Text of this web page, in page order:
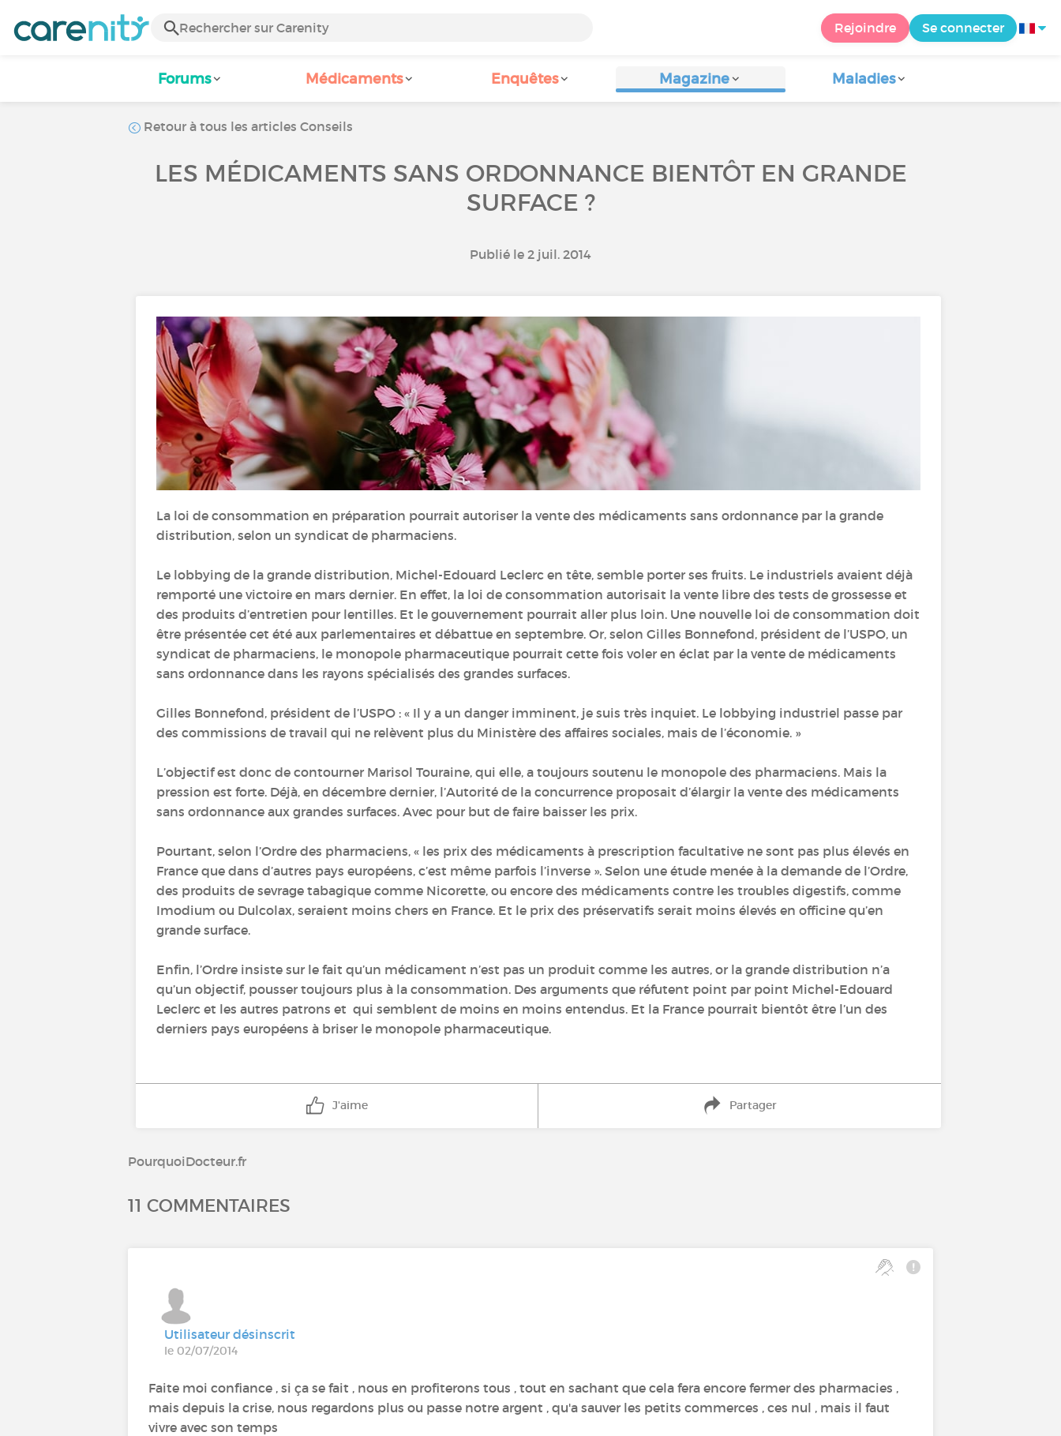
Rejoindre Se connecter
Forums Médicaments Enquêtes Magazine Maladies
Retour à tous les articles Conseils
LES MÉDICAMENTS SANS ORDONNANCE BIENTÔT EN GRANDE
SURFACE ?
Publié le 2 juil. 2014
La loi de consommation en préparation pourrait autoriser la vente des médicaments sans ordonnance par la grande
distribution, selon un syndicat de pharmaciens.
Le lobbying de la grande distribution, Michel-Edouard Leclerc en tête, semble porter ses fruits. Le industriels avaient déjà
remporté une victoire en mars dernier. En effet, la loi de consommation autorisait la vente libre des tests de grossesse et
des produits d’entretien pour lentilles. Et le gouvernement pourrait aller plus loin. Une nouvelle loi de consommation doit
être présentée cet été aux parlementaires et débattue en septembre. Or, selon Gilles Bonnefond, président de l’USPO, un
syndicat de pharmaciens, le monopole pharmaceutique pourrait cette fois voler en éclat par la vente de médicaments
sans ordonnance dans les rayons spécialisés des grandes surfaces.
Gilles Bonnefond, président de l’USPO : « Il y a un danger imminent, je suis très inquiet. Le lobbying industriel passe par
des commissions de travail qui ne relèvent plus du Ministère des affaires sociales, mais de l’économie. »
L’objectif est donc de contourner Marisol Touraine, qui elle, a toujours soutenu le monopole des pharmaciens. Mais la
pression est forte. Déjà, en décembre dernier, l’Autorité de la concurrence proposait d’élargir la vente des médicaments
sans ordonnance aux grandes surfaces. Avec pour but de faire baisser les prix.
Pourtant, selon l’Ordre des pharmaciens, « les prix des médicaments à prescription facultative ne sont pas plus élevés en
France que dans d’autres pays européens, c’est même parfois l’inverse ». Selon une étude menée à la demande de l’Ordre,
des produits de sevrage tabagique comme Nicorette, ou encore des médicaments contre les troubles digestifs, comme
Imodium ou Dulcolax, seraient moins chers en France. Et le prix des préservatifs serait moins élevés en officine qu’en
grande surface.
Enfin, l’Ordre insiste sur le fait qu’un médicament n’est pas un produit comme les autres, or la grande distribution n’a
qu’un objectif, pousser toujours plus à la consommation. Des arguments que réfutent point par point Michel-Edouard
Leclerc et les autres patrons et qui semblent de moins en moins entendus. Et la France pourrait bientôt être l’un des
derniers pays européens à briser le monopole pharmaceutique.
J'aime Partager
PourquoiDocteur.fr
11 COMMENTAIRES
Utilisateur désinscrit
le 02/07/2014
Faite moi confiance , si ça se fait , nous en profiterons tous , tout en sachant que cela fera encore fermer des pharmacies ,
mais depuis la crise, nous regardons plus ou passe notre argent , qu'a sauver les petits commerces , ces nul , mais il faut
vivre avec son temps